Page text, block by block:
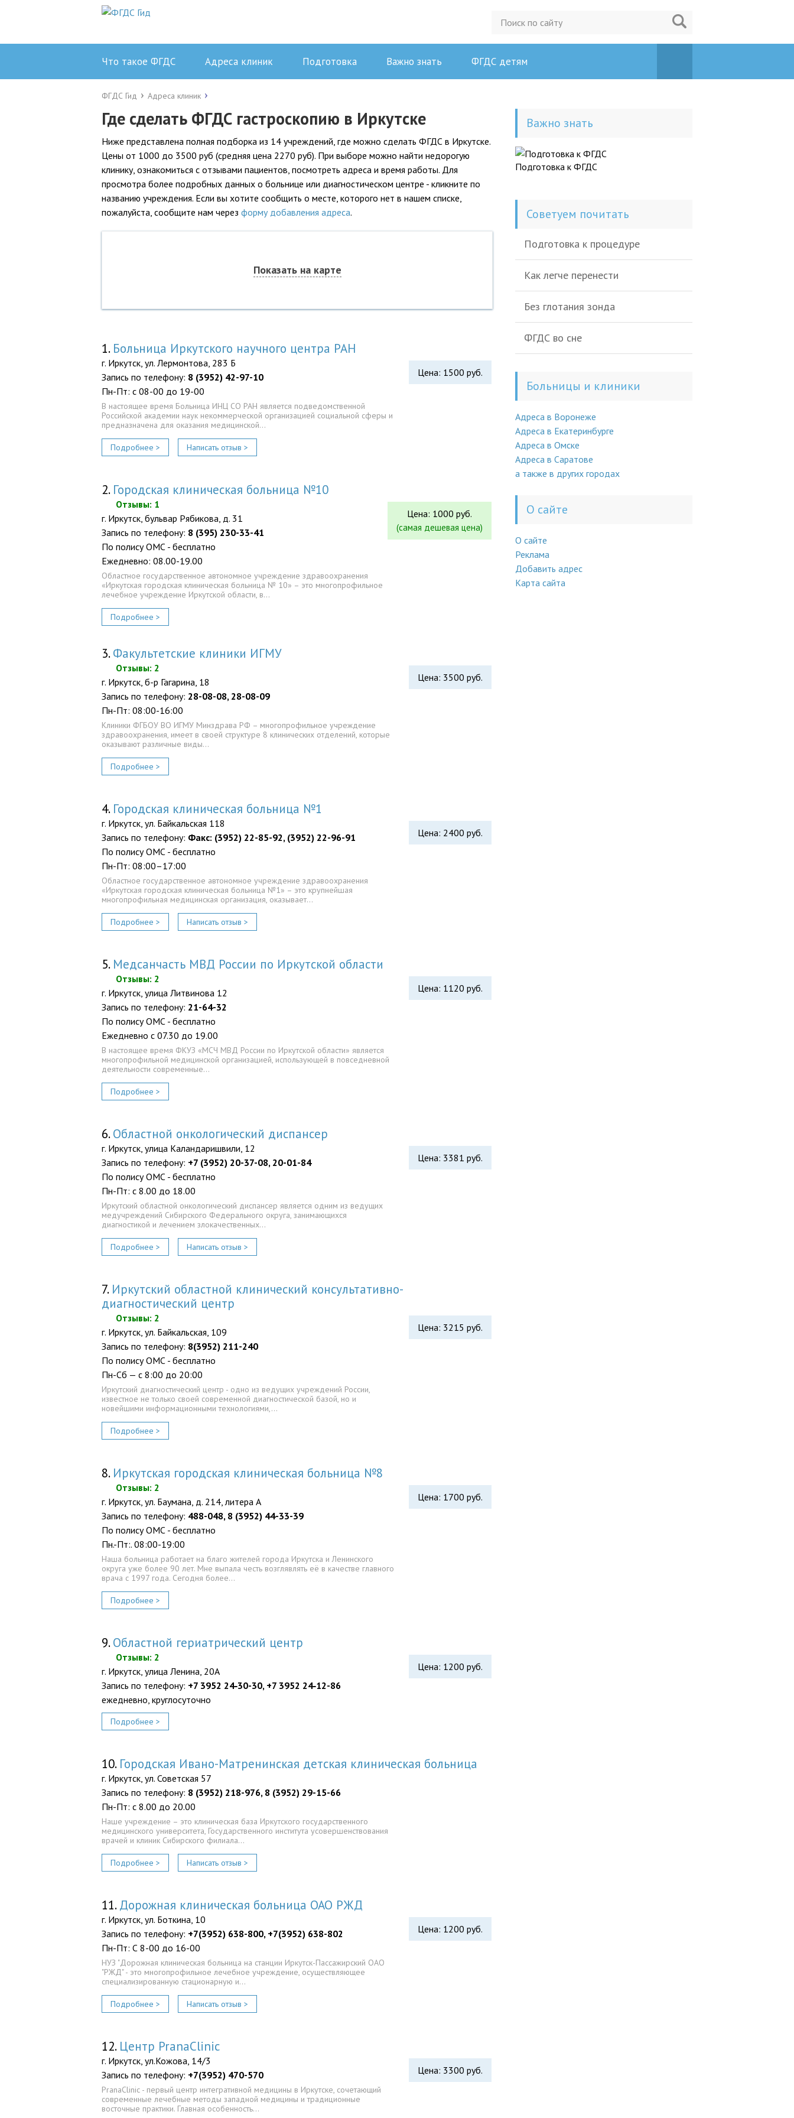
Что такое ФГДС Адреса клиник Подготовка Важно знать ФГДС детям
ФГДС Гид Адреса клиник
Где сделать ФГДС гастроскопию в Иркутске
Ниже представлена полная подборка из 14 учреждений, где можно сделать ФГДС в Иркутске.
Цены от 1000 до 3500 руб (средняя цена 2270 руб). При выборе можно найти недорогую
клинику, ознакомиться с отзывами пациентов, посмотреть адреса и время работы. Для
просмотра более подробных данных о больнице или диагностическом центре - кликните по
названию учреждения. Если вы хотите сообщить о месте, которого нет в нашем списке,
пожалуйста, сообщите нам через форму добавления адреса.
Показать на карте
1. Больница Иркутского научного центра РАН
Цена: 1500 руб.
г. Иркутск, ул. Лермонтова, 283 Б
Запись по телефону: 8 (3952) 42-97-10
Пн-Пт: с 08-00 до 19-00
В настоящее время Больница ИНЦ СО РАН является подведомственной
Российской академии наук некоммерческой организацией социальной сферы и
предназначена для оказания медицинской…
Подробнее > Написать отзыв >
2. Городская клиническая больница №10
Цена: 1000 руб.
(самая дешевая цена)
Отзывы: 1
г. Иркутск, бульвар Рябикова, д. 31
Запись по телефону: 8 (395) 230-33-41
По полису ОМС - бесплатно
Ежедневно: 08.00-19.00
Областное государственное автономное учреждение здравоохранения
«Иркутская городская клиническая больница № 10» – это многопрофильное
лечебное учреждение Иркутской области, в…
Подробнее >
3.Факультетские клиники ИГМУ
Цена: 3500 руб.
Отзывы: 2
г. Иркутск, б-р Гагарина, 18
Запись по телефону: 28-08-08, 28-08-09
Пн-Пт: 08:00-16:00
Клиники ФГБОУ ВО ИГМУ Минздрава РФ – многопрофильное учреждение
здравоохранения, имеет в своей структуре 8 клинических отделений, которые
оказывают различные виды…
Подробнее >
4. Городская клиническая больница №1
Цена: 2400 руб.
г. Иркутск, ул. Байкальская 118
Запись по телефону: Факс: (3952) 22-85-92, (3952) 22-96-91
По полису ОМС - бесплатно
Пн-Пт: 08:00–17:00
Областное государственное автономное учреждение здравоохранения
«Иркутская городская клиническая больница №1» – это крупнейшая
многопрофильная медицинская организация, оказывает…
Подробнее > Написать отзыв >
5. Медсанчасть МВД России по Иркутской области
Цена: 1120 руб.
Отзывы: 2
г. Иркутск, улица Литвинова 12
Запись по телефону: 21-64-32
По полису ОМС - бесплатно
Ежедневно с 07.30 до 19.00
В настоящее время ФКУЗ «МСЧ МВД России по Иркутской области» является
многопрофильной медицинской организацией, использующей в повседневной
деятельности современные…
Подробнее >
6.Областной онкологический диспансер
Цена: 3381 руб.
г. Иркутск, улица Каландаришвили, 12
Запись по телефону: +7 (3952) 20-37-08, 20-01-84
По полису ОМС - бесплатно
Пн-Пт: с 8.00 до 18.00
Иркутский областной онкологический диспансер является одним из ведущих
медучреждений Сибирского Федерального округа, занимающихся
диагностикой и лечением злокачественных…
Подробнее > Написать отзыв >
7. Иркутский областной клинический консультативно-
диагностический центр
Цена: 3215 руб.
Отзывы: 2
г. Иркутск, ул. Байкальская, 109
Запись по телефону: 8(3952) 211-240
По полису ОМС - бесплатно
Пн-Сб — с 8:00 до 20:00
Иркутский диагностический центр - одно из ведущих учреждений России,
известное не только своей современной диагностической базой, но и
новейшими информационными технологиями,…
Подробнее >
8. Иркутская городская клиническая больница №8
Цена: 1700 руб.
Отзывы: 2
г. Иркутск, ул. Баумана, д. 214, литера А
Запись по телефону: 488-048, 8 (3952) 44-33-39
По полису ОМС - бесплатно
Пн.-Пт:. 08:00-19:00
Наша больница работает на благо жителей города Иркутска и Ленинского
округа уже более 90 лет. Мне выпала честь возглявлять её в качестве главного
врача с 1997 года. Сегодня более…
Подробнее >
9.Областной гериатрический центр
Цена: 1200 руб.
Отзывы: 2
г. Иркутск, улица Ленина, 20А
Запись по телефону: +7 3952 24‑30-30, +7 3952 24‑12-86
ежедневно, круглосуточно
Подробнее >
10. Городская Ивано-Матренинская детская клиническая больница
г. Иркутск, ул. Советская 57
Запись по телефону: 8 (3952) 218-976, 8 (3952) 29-15-66
Пн-Пт: с 8.00 до 20.00
Наше учреждение – это клиническая база Иркутского государственного
медицинского университета, Государственного института усовершенствования
врачей и клиник Сибирского филиала…
Подробнее > Написать отзыв >
11.Дорожная клиническая больница ОАО РЖД
Цена: 1200 руб.
г. Иркутск, ул. Боткина, 10
Запись по телефону: +7(3952) 638-800, +7(3952) 638-802
Пн-Пт: С 8-00 до 16-00
НУЗ "Дорожная клиническая больница на станции Иркутск-Пассажирский ОАО
"РЖД" - это многопрофильное лечебное учреждение, осуществляющее
специализированную стационарную и…
Подробнее > Написать отзыв >
12. Центр PranaClinic
Цена: 3300 руб.
г. Иркутск, ул.Кожова, 14/3
Запись по телефону: +7(3952) 470-570
PranaClinic - первый центр интегративной медицины в Иркутске, сочетающий
современные лечебные методы западной медицины и традиционные
восточные практики. Главная особенность…
Важно знать
Подготовка к ФГДС
Советуем почитать
Подготовка к процедуре
Как легче перенести
Без глотания зонда
ФГДС во сне
Больницы и клиники
Адреса в Воронеже
Адреса в Екатеринбурге
Адреса в Омске
Адреса в Саратове
а также в других городах
О сайте
О сайте
Реклама
Добавить адрес
Карта сайта